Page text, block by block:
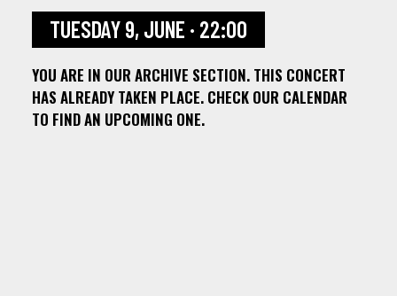
TUESDAY 9, JUNE · 22:00
YOU ARE IN OUR ARCHIVE SECTION. THIS CONCERT
HAS ALREADY TAKEN PLACE. CHECK OUR CALENDAR
TO FIND AN UPCOMING ONE.